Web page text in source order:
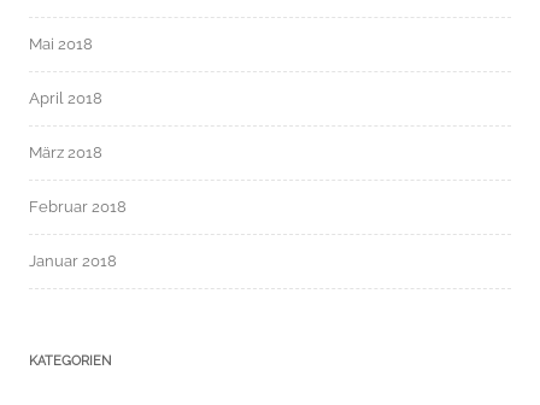
Mai 2018
April 2018
März 2018
Februar 2018
Januar 2018
KATEGORIEN